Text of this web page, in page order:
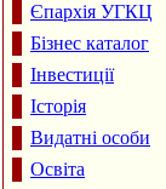
Єпархія УГКЦ
Бізнес каталог
Інвестиції
Історія
Видатні особи
Освіта